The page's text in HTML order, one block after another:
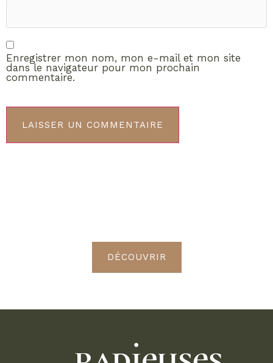
Enregistrer mon nom, mon e-mail et mon site
dans le navigateur pour mon prochain
commentaire.
DÉCOUVRIR